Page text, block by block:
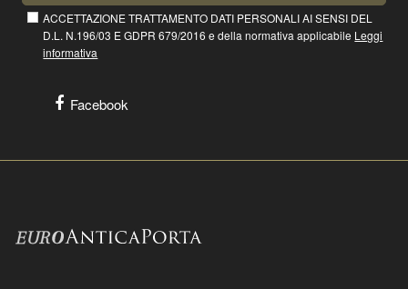
ACCETTAZIONE TRATTAMENTO DATI PERSONALI AI SENSI DEL
D.L. N.196/03 E GDPR 679/2016 e della normativa applicabile Leggi
informativa
Facebook